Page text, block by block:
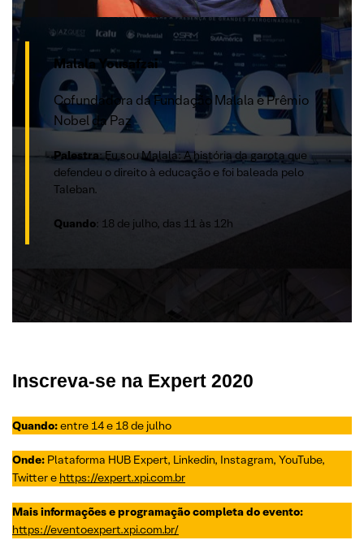
Malala Yousafzai
Cofundadora da Fundação Malala e Prêmio
Nobel da Paz
Palestra: Eu sou Malala: A história da garota que
defendeu o direito à educação e foi baleada pelo
Taleban.
Quando: 18 de julho, das 11 às 12h
Inscreva-se na Expert 2020
Quando:entre 14 e 18 de julho
Onde: Plataforma HUB Expert, Linkedin, Instagram, YouTube,
Twitter e https://expert.xpi.com.br
Mais informações e programação completa do evento:
https://eventoexpert.xpi.com.br/